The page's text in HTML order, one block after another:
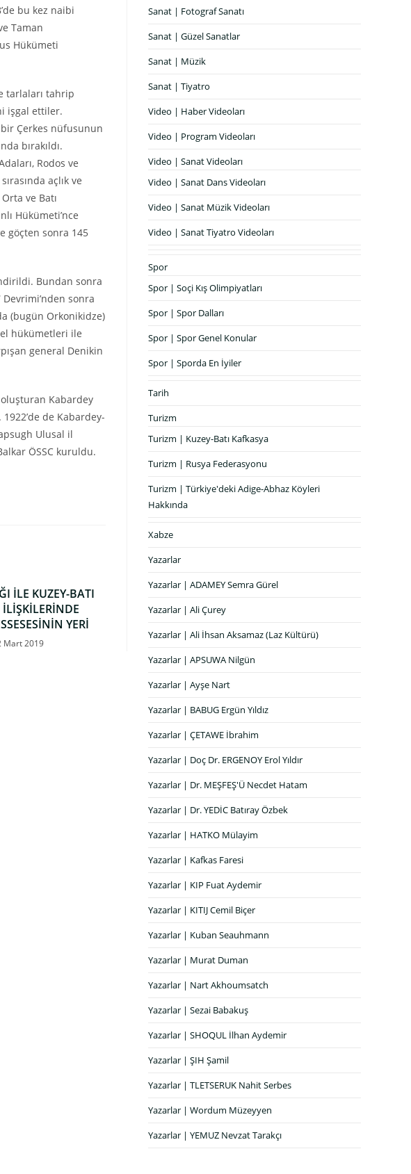
bu kez naibi
Taman
Hükümeti
tarlaları tahrip
işgal ettiler.
bir Çerkes nüfusunun
bırakıldı.
Rodos ve
açlık ve
ve Batı
Hükümeti’nce
göçten sonra 145
Bundan sonra
sonra
(bugün Orkonikidze)
hükümetleri ile
general Denikin
oluşturan Kabardey
de Kabardey-
Ulusal il
ÖSSC kuruldu.
İLE KUZEY-BATI
İLİŞKİLERİNDE
YERİ
Mart 2019
Sanat | Fotograf Sanatı
Sanat | Güzel Sanatlar
Sanat | Müzik
Sanat | Tiyatro
Video | Haber Videoları
Video | Program Videoları
Video | Sanat Videoları
Video | Sanat Dans Videoları
Video | Sanat Müzik Videoları
Video | Sanat Tiyatro Videoları
Spor
Spor | Soçi Kış Olimpiyatları
Spor | Spor Dalları
Spor | Spor Genel Konular
Spor | Sporda En İyiler
Tarih
Turizm
Turizm | Kuzey-Batı Kafkasya
Turizm | Rusya Federasyonu
Turizm | Türkiye'deki Adige-Abhaz Köyleri
Hakkında
Xabze
Yazarlar
Yazarlar | ADAMEY Semra Gürel
Yazarlar | Ali Çurey
Yazarlar | Ali İhsan Aksamaz (Laz Kültürü)
Yazarlar | APSUWA Nilgün
Yazarlar | Ayşe Nart
Yazarlar | BABUG Ergün Yıldız
Yazarlar | ÇETAWE İbrahim
Yazarlar | Doç Dr. ERGENOY Erol Yıldır
Yazarlar | Dr. MEŞFEŞ'Ü Necdet Hatam
Yazarlar | Dr. YEDİC Batıray Özbek
Yazarlar | HATKO Mülayim
Yazarlar | Kafkas Faresi
Yazarlar | KIP Fuat Aydemir
Yazarlar | KITIJ Cemil Biçer
Yazarlar | Kuban Seauhmann
Yazarlar | Murat Duman
Yazarlar | Nart Akhoumsatch
Yazarlar | Sezai Babakuş
Yazarlar | SHOQUL İlhan Aydemir
Yazarlar | ŞIH Şamil
Yazarlar | TLETSERUK Nahit Serbes
Yazarlar | Wordum Müzeyyen
Yazarlar | YEMUZ Nevzat Tarakçı